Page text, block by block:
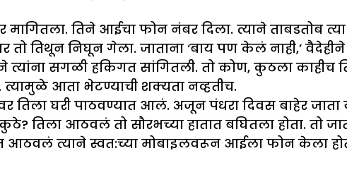
मागितला. तिने आईचा फोन नंबर दिला. त्याने ताबडतोब
तो तिथून निघून गेला. जाताना ‘बाय पण केलं नाही,’
सगळी हकिगत सांगितली. तो कोण, कुठला काहीच
आता भेटण्याची शक्यता नव्हतीच.
तिला घरी पाठवण्यात आलं. अजून पंधरा दिवस बाहेर
तिला आठवलं तो सौरभच्या हातात बघितला होता. तो
त्याने स्वत:च्या मोबाइलवरून आईला फोन केला